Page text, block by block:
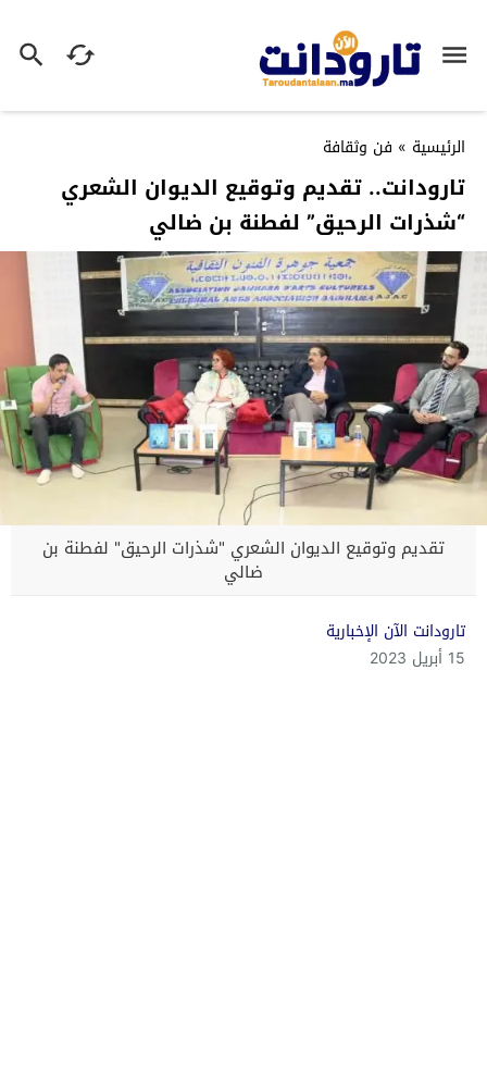
الرئيسية » فن وثقافة
تارودانت.. تقديم وتوقيع الديوان الشعري
“شذرات الرحيق” لفطنة بن ضالي
تقديم وتوقيع الديوان الشعري "شذرات الرحيق" لفطنة بن
ضالي
تارودانت الآن الإخبارية
15 أبريل 2023